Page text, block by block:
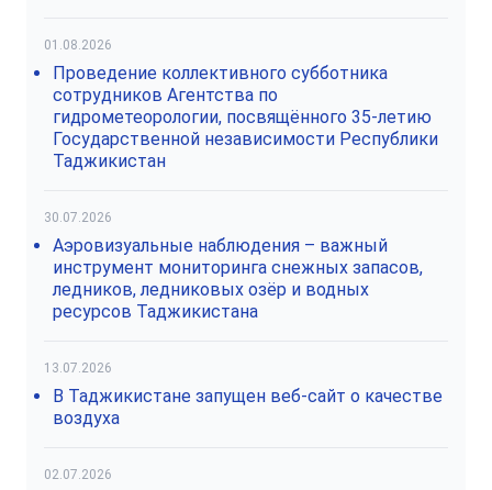
01.08.2026
Проведение коллективного субботника
сотрудников Агентства по
гидрометеорологии, посвящённого 35-летию
Государственной независимости Республики
Таджикистан
30.07.2026
Аэровизуальные наблюдения – важный
инструмент мониторинга снежных запасов,
ледников, ледниковых озёр и водных
ресурсов Таджикистана
13.07.2026
В Таджикистане запущен веб-сайт о качестве
воздуха
02.07.2026